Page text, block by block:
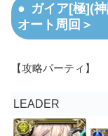
ガイア[極](
オート周回＞
【攻略パーティ】
LEADER